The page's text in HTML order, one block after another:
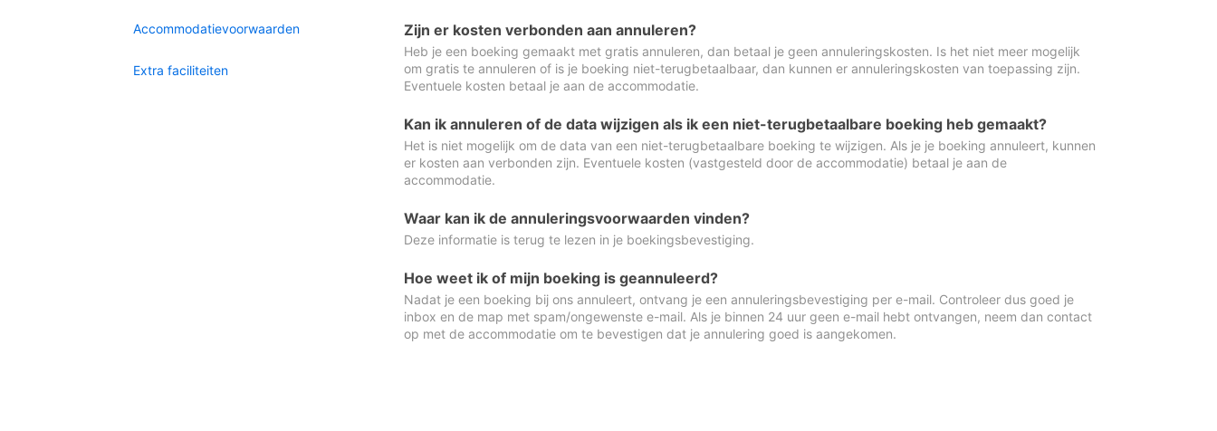
Accommodatievoorwaarden
Extra faciliteiten
Zijn er kosten verbonden aan annuleren?
Heb je een boeking gemaakt met gratis annuleren, dan betaal je geen annuleringskosten. Is het niet meer mogelijk
om gratis te annuleren of is je boeking niet-terugbetaalbaar, dan kunnen er annuleringskosten van toepassing zijn.
Eventuele kosten betaal je aan de accommodatie.
Kan ik annuleren of de data wijzigen als ik een niet-terugbetaalbare boeking heb gemaakt?
Het is niet mogelijk om de data van een niet-terugbetaalbare boeking te wijzigen. Als je je boeking annuleert, kunnen
er kosten aan verbonden zijn. Eventuele kosten (vastgesteld door de accommodatie) betaal je aan de
accommodatie.
Waar kan ik de annuleringsvoorwaarden vinden?
Deze informatie is terug te lezen in je boekingsbevestiging.
Hoe weet ik of mijn boeking is geannuleerd?
Nadat je een boeking bij ons annuleert, ontvang je een annuleringsbevestiging per e-mail. Controleer dus goed je
inbox en de map met spam/ongewenste e-mail. Als je binnen 24 uur geen e-mail hebt ontvangen, neem dan contact
op met de accommodatie om te bevestigen dat je annulering goed is aangekomen.